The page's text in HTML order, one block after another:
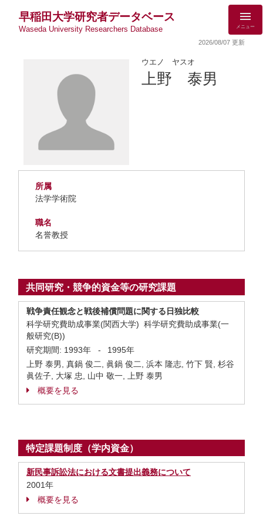
早稲田大学研究者データベース
Waseda University Researchers Database メニュー
2026/08/07 更新
ウエノ ヤスオ
上野 泰男
所属
法学学術院
職名
名誉教授
共同研究・競争的資金等の研究課題
戦争責任観念と戦後補償問題に関する日独比較
科学研究費助成事業(関西大学) 科学研究費助成事業(一
般研究(B))
研究期間: 1993年 -
1995年
上野 泰男, 真鍋 俊二, 眞鍋 俊二, 浜本 隆志, 竹下 賢, 杉谷
眞佐子, 大塚 忠, 山中 敬一, 上野 泰男
概要を見る
特定課題制度（学内資金）
新民事訴訟法における文書提出義務について
2001年
概要を見る